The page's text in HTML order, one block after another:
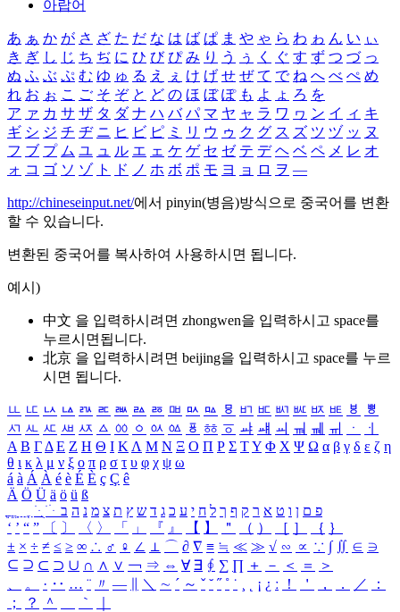
아랍어
あ ぁ か が さ ざ た だ な は ば ぱ ま や ゃ ら わ ゎ ん い ぃ
き ぎ し じ ち ぢ に ひ び ぴ み り う ぅ く ぐ す ず つ づ っ
ぬ ふ ぶ ぷ む ゆ ゅ る え ぇ け げ せ ぜ て で ね へ べ ぺ め
れ お ぉ こ ご そ ぞ と ど の ほ ぼ ぽ も よ ょ ろ を
ア ァ カ サ ザ タ ダ ナ ハ バ パ マ ヤ ャ ラ ワ ヮ ン イ ィ キ
ギ シ ジ チ ヂ ニ ヒ ビ ピ ミ リ ウ ゥ ク グ ス ズ ツ ヅ ッ ヌ
フ ブ プ ム ユ ュ ル エ ェ ケ ゲ セ ゼ テ デ ヘ ベ ペ メ レ オ
ォ コ ゴ ソ ゾ ト ド ノ ホ ボ ポ モ ヨ ョ ロ ヲ ―
http://chineseinput.net/에서 pinyin(병음)방식으로 중국어를 변환
할 수 있습니다.
변환된 중국어를 복사하여 사용하시면 됩니다.
예시)
中文 을 입력하시려면 zhongwen을 입력하시고 space를
누르시면됩니다.
北京 을 입력하시려면 beijing을 입력하시고 space를 누르
시면 됩니다.
ㅥ ㅦ ㅧ ㅨ ㅩ ㅪ ㅫ ㅬ ㅭ ㅮ ㅯ ㅰ ㅱ ㅲ ㅳ ㅴ ㅵ ㅶ ㅷ ㅸ
ㅹ
ㅺ ㅻ ㅼ ㅽ ㅾ ㅿ ㆀ ㆁ ㆂ ㆃ ㆄ ㆅ ㆆ ㆇ ㆈ ㆉ ㆊ ㆋ ㆌ ㆍ
ㆎ
Α Β ΓΔ Ε Ζ Η Θ Ι ΚΛ Μ Ν Ξ Ο Π Ρ Σ ΤΥ Φ Χ Ψ Ω α β γ δ ε ζ η
θ ι κ λ μ ν ξ ο π ρ σ τ υ φ χ ψ ω
á à Á À é è É È ç Ç ê
Ä Ö Ü ä ö ü ß
ִֶֹ ֻּ ׁׂ פ ם ן ו ט א ר ק ף ך ל ח י ע כ ג ד ש ץ ת צ מ נ ה ב
‘ ’ “ ” 〔 〕 〈 〉 「 」 『 』 【 】 ＂ （ ） ［ ］ ｛ ｝
± × ÷ ≠ ≤ ≥ ∞ ∴ ♂ ♀ ∠ ⊥ ⌒ ∂ ∇ ≡ ≒ ≪ ≫ √ ∽ ∝ ∵ ∫ ∬ ∈ ∋
⊆ ⊇ ⊂ ⊃ ∪ ∩ ∧ ∨ ￢ ⇒ ⇔ ∀ ∃ ∮ ∑ ∏ ＋ － ＜ ＝
＞
、
。 · ‥ … ¨ 〃 ― ＼ ∼ ´ ～ ˇ ˘ ˝ ˚ ˙ ¸ ¡ ¿ ː ！ ＇ ， ． ／
：
；
？ ＾ ｀